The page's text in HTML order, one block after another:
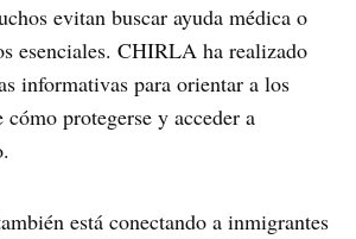
evitan buscar ayuda médica o
esenciales. CHIRLA ha realizado
informativas para orientar a los
protegerse y acceder a
está conectando a inmigrantes